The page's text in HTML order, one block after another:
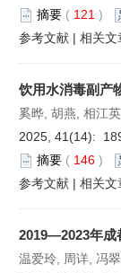
摘要 ( 121 )
参考文献 | 相关文
饮用水消毒副产
奚晔, 胡燕, 相江
2025, 41(14):
摘要 ( 146 )
参考文献 | 相关文
2019—2023年成
温爱玲, 周详, 冯